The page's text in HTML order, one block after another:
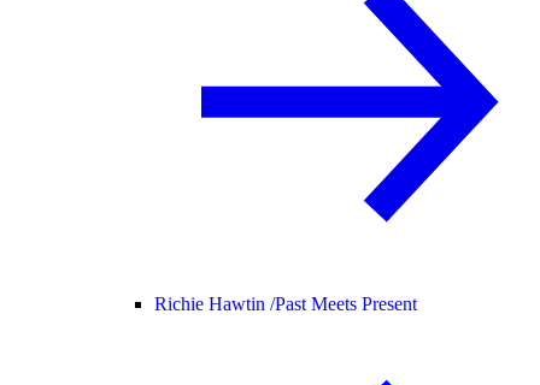
Richie Hawtin /Past Meets Present